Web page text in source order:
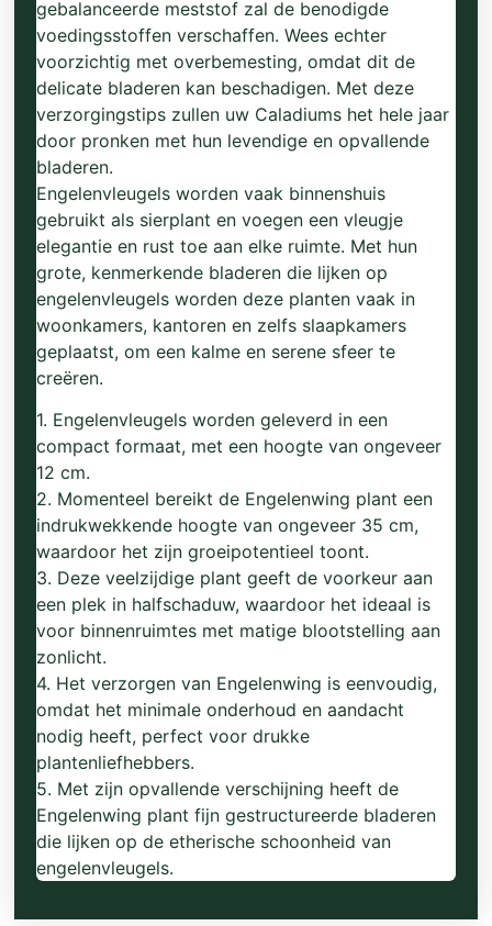
gebalanceerde meststof zal de benodigde
voedingsstoffen verschaffen. Wees echter
voorzichtig met overbemesting, omdat dit de
delicate bladeren kan beschadigen. Met deze
verzorgingstips zullen uw Caladiums het hele jaar
door pronken met hun levendige en opvallende
bladeren.
Engelenvleugels worden vaak binnenshuis
gebruikt als sierplant en voegen een vleugje
elegantie en rust toe aan elke ruimte. Met hun
grote, kenmerkende bladeren die lijken op
engelenvleugels worden deze planten vaak in
woonkamers, kantoren en zelfs slaapkamers
geplaatst, om een kalme en serene sfeer te
creëren.
1. Engelenvleugels worden geleverd in een
compact formaat, met een hoogte van ongeveer
12 cm.
2. Momenteel bereikt de Engelenwing plant een
indrukwekkende hoogte van ongeveer 35 cm,
waardoor het zijn groeipotentieel toont.
3. Deze veelzijdige plant geeft de voorkeur aan
een plek in halfschaduw, waardoor het ideaal is
voor binnenruimtes met matige blootstelling aan
zonlicht.
4. Het verzorgen van Engelenwing is eenvoudig,
omdat het minimale onderhoud en aandacht
nodig heeft, perfect voor drukke
plantenliefhebbers.
5. Met zijn opvallende verschijning heeft de
Engelenwing plant fijn gestructureerde bladeren
die lijken op de etherische schoonheid van
engelenvleugels.